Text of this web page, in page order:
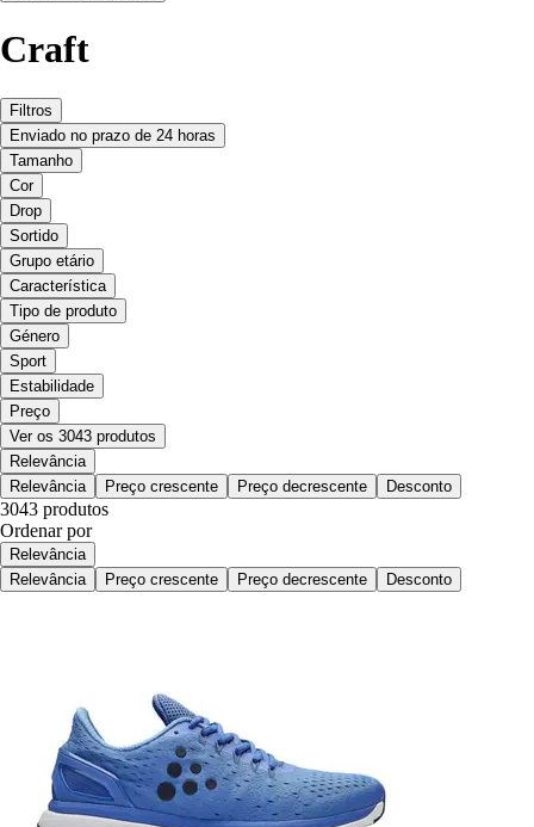
Craft
Filtros
Enviado no prazo de 24 horas
Tamanho
Cor
Drop
Sortido
Grupo etário
Característica
Tipo de produto
Género
Sport
Estabilidade
Preço
Ver os 3043 produtos
Relevância
Relevância
Preço crescente Preço decrescente Desconto
3043 produtos
Ordenar por
Relevância
Relevância
Preço crescente Preço decrescente Desconto